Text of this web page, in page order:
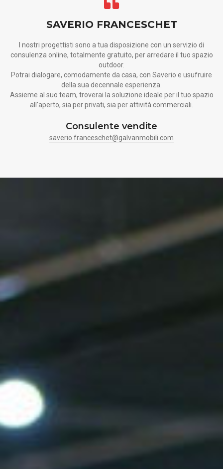
SAVERIO FRANCESCHET
I nostri progettisti sono a tua disposizione con un servizio di
consulenza online, totalmente gratuito, per arredare il tuo spazio
outdoor.
Potrai dialogare, comodamente da casa, con Saverio e usufruire
della sua decennale esperienza.
Assieme al suo team, troverai la soluzione ideale per il tuo spazio
all'aperto, sia per privati, sia per attività commerciali.
Consulente vendite
saverio.franceschet@galvanmobili.com